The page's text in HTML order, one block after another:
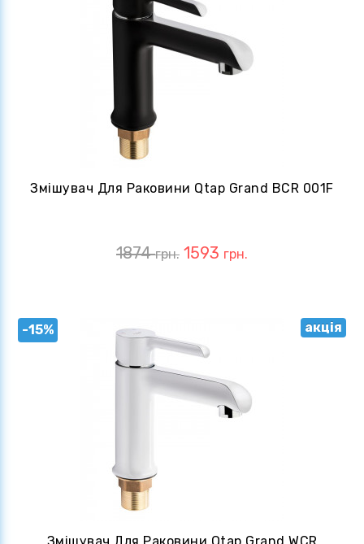
Змішувач Для Раковини Qtap Grand BCR 001F
1874грн. 1593 грн.
-15% акція